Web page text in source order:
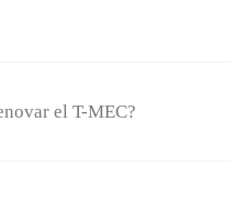
el T-MEC?